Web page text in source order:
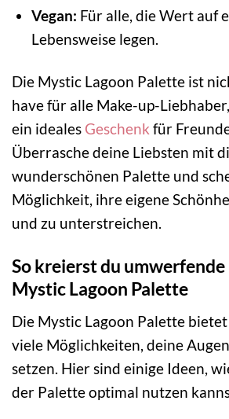
Vegan: Für alle, die Wert auf
Lebensweise legen.
Die Mystic Lagoon Palette ist
have für alle Make-up-
ein ideales Geschenk für
Überrasche deine Liebsten mit
wunderschönen Palette und
Möglichkeit, ihre eigene
und zu unterstreichen.
So kreierst du
Mystic Lagoon Palette
Die Mystic Lagoon Palette
viele Möglichkeiten, deine
setzen. Hier sind einige Ideen,
der Palette optimal nutzen